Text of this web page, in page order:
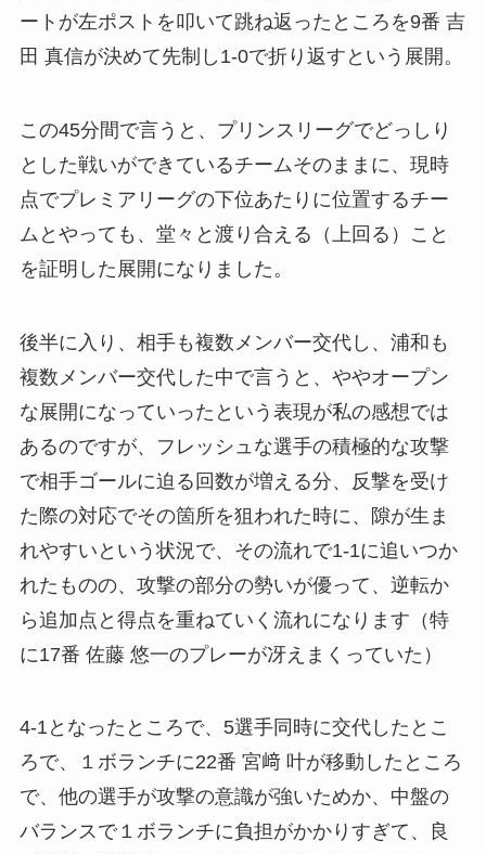
ートが左ポストを叩いて跳ね返ったところを9番 吉
田 真信が決めて先制し1-0で折り返すという展開。
この45分間で言うと、プリンスリーグでどっしり
とした戦いができているチームそのままに、現時
点でプレミアリーグの下位あたりに位置するチー
ムとやっても、堂々と渡り合える（上回る）こと
を証明した展開になりました。
後半に入り、相手も複数メンバー交代し、浦和も
複数メンバー交代した中で言うと、ややオープン
な展開になっていったという表現が私の感想では
あるのですが、フレッシュな選手の積極的な攻撃
で相手ゴールに迫る回数が増える分、反撃を受け
た際の対応でその箇所を狙われた時に、隙が生ま
れやすいという状況で、その流れで1-1に追いつか
れたものの、攻撃の部分の勢いが優って、逆転か
ら追加点と得点を重ねていく流れになります（特
に17番 佐藤 悠一のプレーが冴えまくっていた）
4-1となったところで、5選手同時に交代したとこ
ろで、１ボランチに22番 宮﨑 叶が移動したところ
で、他の選手が攻撃の意識が強いためか、中盤の
バランスで１ボランチに負担がかかりすぎて、良